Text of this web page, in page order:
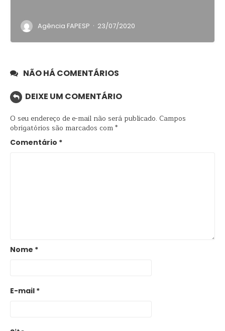
Agência FAPESP · 23/07/2020
NÃO HÁ COMENTÁRIOS
DEIXE UM COMENTÁRIO
O seu endereço de e-mail não será publicado. Campos
obrigatórios são marcados com*
Comentário *
Nome *
E-mail *